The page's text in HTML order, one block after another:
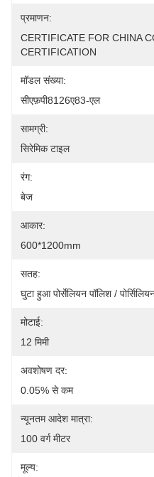
प्रमाणन:
CERTIFICATE FOR CHINA
CERTIFICATION
मॉडल संख्या:
सीएफ़पी8126ए83-एल
सामग्री:
सिरेमिक टाइल
रंग:
बेज
आकार:
600*1200mm
सतह:
घुटा हुआ पोर्सेलियन पॉलिश /
मोटाई:
12 मिमी
अवशोषण दर:
0.05% से कम
न्यूनतम आदेश मात्रा:
100 वर्ग मीटर
मूल्य: